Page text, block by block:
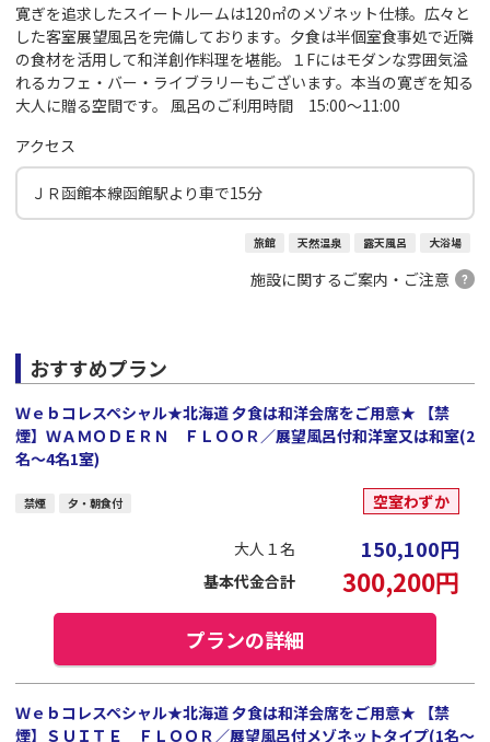
寛ぎを追求したスイートルームは120㎡のメゾネット仕様。広々と
した客室展望風呂を完備しております。夕食は半個室食事処で近隣
の食材を活用して和洋創作料理を堪能。１Fにはモダンな雰囲気溢
れるカフェ・バー・ライブラリーもございます。本当の寛ぎを知る
大人に贈る空間です。 風呂のご利用時間 15:00～11:00
アクセス
ＪＲ函館本線函館駅より車で15分
旅館 天然温泉 露天風呂 大浴場
施設に関するご案内・ご注意
おすすめプラン
Ｗｅｂコレスペシャル★北海道 夕食は和洋会席をご用意★ 【禁
煙】ＷＡＭＯＤＥＲＮ ＦＬＯＯＲ／展望風呂付和洋室又は和室(2
名～4名1室)
禁煙 夕・朝食付 空室わずか
大人１名 150,100円
基本代金合計 300,200円
プランの詳細
Ｗｅｂコレスペシャル★北海道 夕食は和洋会席をご用意★ 【禁
煙】ＳＵＩＴＥ ＦＬＯＯＲ／展望風呂付メゾネットタイプ(1名～